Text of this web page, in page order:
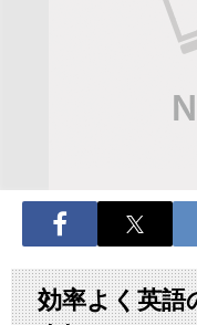
効率よく英語